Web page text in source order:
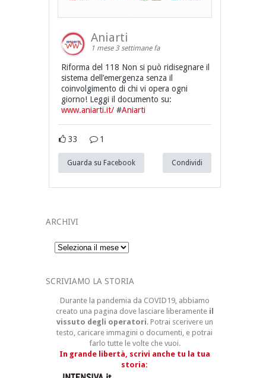
Aniarti
1 mese 3 settimane fa
Riforma del 118 Non si può ridisegnare il
sistema dell’emergenza senza il
coinvolgimento di chi vi opera ogni
giorno! Leggi il documento su:
www.aniarti.it/#Aniarti
33 1
Guarda su Facebook Condividi
ARCHIVI
Archivi
SCRIVIAMO LA STORIA
Durante la pandemia da COVID19, abbiamo
creato una pagina dove lasciare liberamenteil
vissuto degli operatori. Potrai scerivere un
testo, caricare immagini o documenti, e potrai
farlo tutte le volte che vuoi.
In grande libertà, scrivi anche tu la tua
storia: